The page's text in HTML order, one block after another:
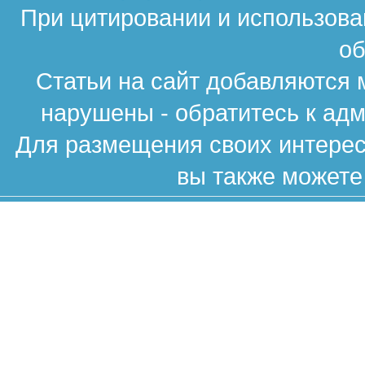
При цитировании и
Статьи на сайт
нарушены - обратитесь к
Для размещения своих
вы также